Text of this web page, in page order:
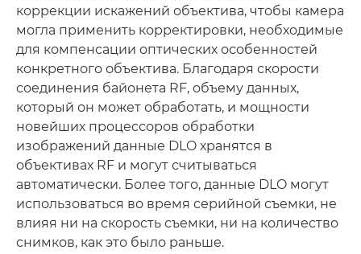
коррекции искажений объектива, чтобы камера
могла применить корректировки, необходимые
для компенсации оптических особенностей
конкретного объектива. Благодаря скорости
соединения байонета RF, объему данных,
который он может обработать, и мощности
новейших процессоров обработки
изображений данные DLO хранятся в
объективах RF и могут считываться
автоматически. Более того, данные DLO могут
использоваться во время серийной съемки, не
влияя ни на скорость съемки, ни на количество
снимков, как это было раньше.